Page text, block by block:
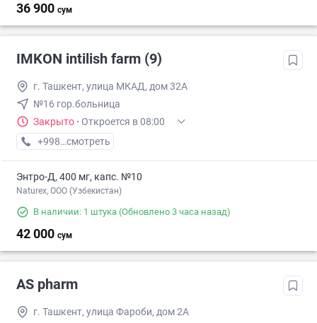
36 900 сум
IMKON intilish farm (9)
г. Ташкент, улица МКАД, дом 32А
№16 гор.больница
Закрыто · Откроется в 08:00
+998 (93) XXX-XX-XX
смотреть
Энтро-Д, 400 мг, капс. №10
Naturex, OOO (Узбекистан)
В наличии: 1 штука (Обновлено 3 часа назад)
42 000 сум
AS pharm
г. Ташкент, улица Фароби, дом 2А